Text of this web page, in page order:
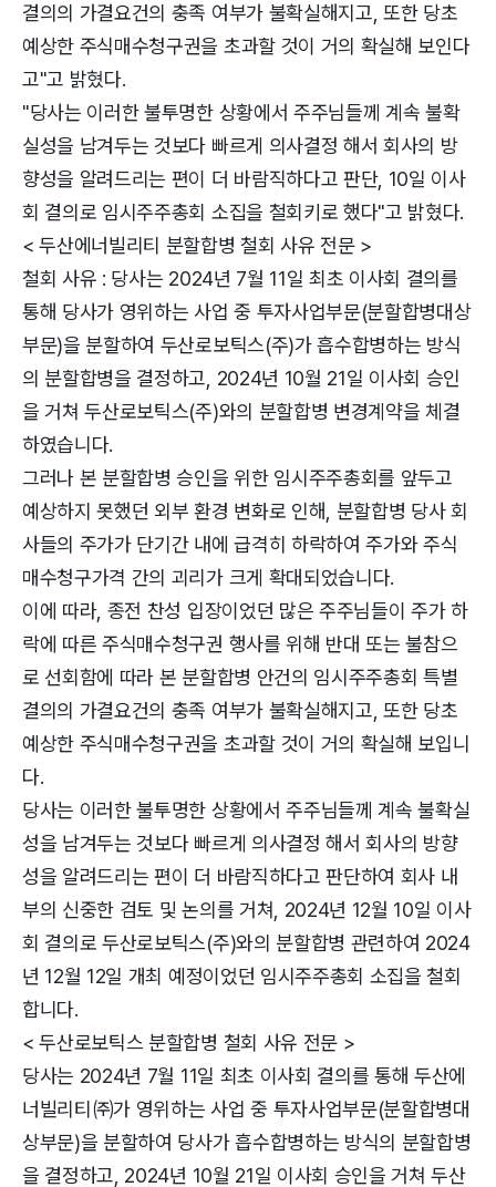
결의의 가결요건의 충족 여부가 불확실해지고, 또한 당초
예상한 주식매수청구권을 초과할 것이 거의 확실해 보인다
고"고 밝혔다.
"당사는 이러한 불투명한 상황에서 주주님들께 계속 불확
실성을 남겨두는 것보다 빠르게 의사결정 해서 회사의 방
향성을 알려드리는 편이 더 바람직하다고 판단, 10일 이사
회 결의로 임시주주총회 소집을 철회키로 했다"고 밝혔다.
< 두산에너빌리티 분할합병 철회 사유 전문 >
철회 사유 : 당사는 2024년 7월 11일 최초 이사회 결의를
통해 당사가 영위하는 사업 중 투자사업부문(분할합병대상
부문)을 분할하여 두산로보틱스(주)가 흡수합병하는 방식
의 분할합병을 결정하고, 2024년 10월 21일 이사회 승인
을 거쳐 두산로보틱스(주)와의 분할합병 변경계약을 체결
하였습니다.
그러나 본 분할합병 승인을 위한 임시주주총회를 앞두고
예상하지 못했던 외부 환경 변화로 인해, 분할합병 당사 회
사들의 주가가 단기간 내에 급격히 하락하여 주가와 주식
매수청구가격 간의 괴리가 크게 확대되었습니다.
이에 따라, 종전 찬성 입장이었던 많은 주주님들이 주가 하
락에 따른 주식매수청구권 행사를 위해 반대 또는 불참으
로 선회함에 따라 본 분할합병 안건의 임시주주총회 특별
결의의 가결요건의 충족 여부가 불확실해지고, 또한 당초
예상한 주식매수청구권을 초과할 것이 거의 확실해 보입니
다.
당사는 이러한 불투명한 상황에서 주주님들께 계속 불확실
성을 남겨두는 것보다 빠르게 의사결정 해서 회사의 방향
성을 알려드리는 편이 더 바람직하다고 판단하여 회사 내
부의 신중한 검토 및 논의를 거쳐, 2024년 12월 10일 이사
회 결의로 두산로보틱스(주)와의 분할합병 관련하여 2024
년 12월 12일 개최 예정이었던 임시주주총회 소집을 철회
합니다.
< 두산로보틱스 분할합병 철회 사유 전문 >
당사는 2024년 7월 11일 최초 이사회 결의를 통해 두산에
너빌리티㈜가 영위하는 사업 중 투자사업부문(분할합병대
상부문)을 분할하여 당사가 흡수합병하는 방식의 분할합병
을 결정하고, 2024년 10월 21일 이사회 승인을 거쳐 두산